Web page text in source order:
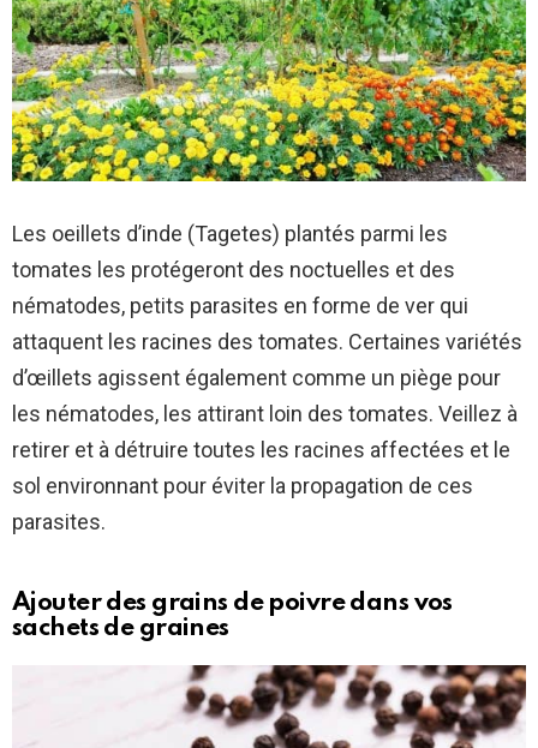
Les oeillets d’inde (Tagetes) plantés parmi les
tomates les protégeront des noctuelles et des
nématodes, petits parasites en forme de ver qui
attaquent les racines des tomates. Certaines variétés
d’œillets agissent également comme un piège pour
les nématodes, les attirant loin des tomates. Veillez à
retirer et à détruire toutes les racines affectées et le
sol environnant pour éviter la propagation de ces
parasites.
Ajouter des grains de poivre dans vos
sachets de graines